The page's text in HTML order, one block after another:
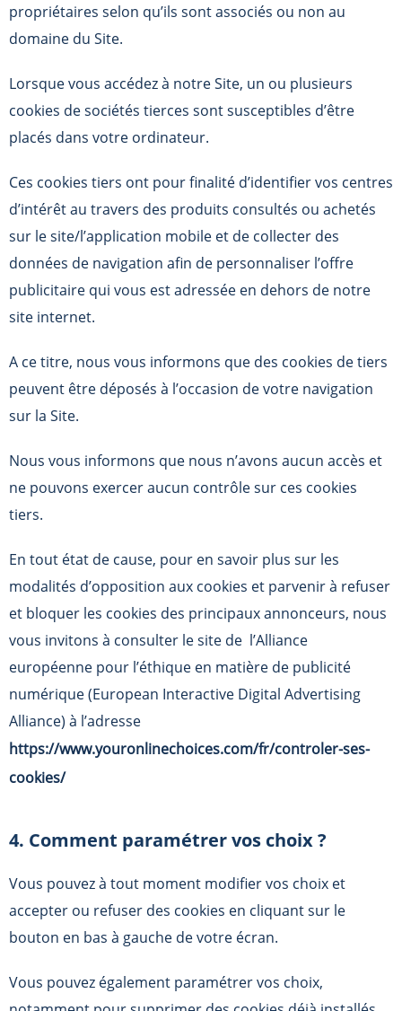
propriétaires selon qu’ils sont associés ou non au
domaine du Site.
Lorsque vous accédez à notre Site, un ou plusieurs
cookies de sociétés tierces sont susceptibles d’être
placés dans votre ordinateur.
Ces cookies tiers ont pour finalité d’identifier vos centres
d’intérêt au travers des produits consultés ou achetés
sur le site/l’application mobile et de collecter des
données de navigation afin de personnaliser l’offre
publicitaire qui vous est adressée en dehors de notre
site internet.
A ce titre, nous vous informons que des cookies de tiers
peuvent être déposés à l’occasion de votre navigation
sur la Site.
Nous vous informons que nous n’avons aucun accès et
ne pouvons exercer aucun contrôle sur ces cookies
tiers.
En tout état de cause, pour en savoir plus sur les
modalités d’opposition aux cookies et parvenir à refuser
et bloquer les cookies des principaux annonceurs, nous
vous invitons à consulter le site de l’Alliance
européenne pour l’éthique en matière de publicité
numérique (European Interactive Digital Advertising
Alliance) à l’adresse
https://www.youronlinechoices.com/fr/controler-ses-
cookies/
4. Comment paramétrer vos choix ?
Vous pouvez à tout moment modifier vos choix et
accepter ou refuser des cookies en cliquant sur le
bouton en bas à gauche de votre écran.
Vous pouvez également paramétrer vos choix,